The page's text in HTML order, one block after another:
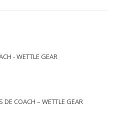
- WETTLE GEAR
DE COACH – WETTLE GEAR